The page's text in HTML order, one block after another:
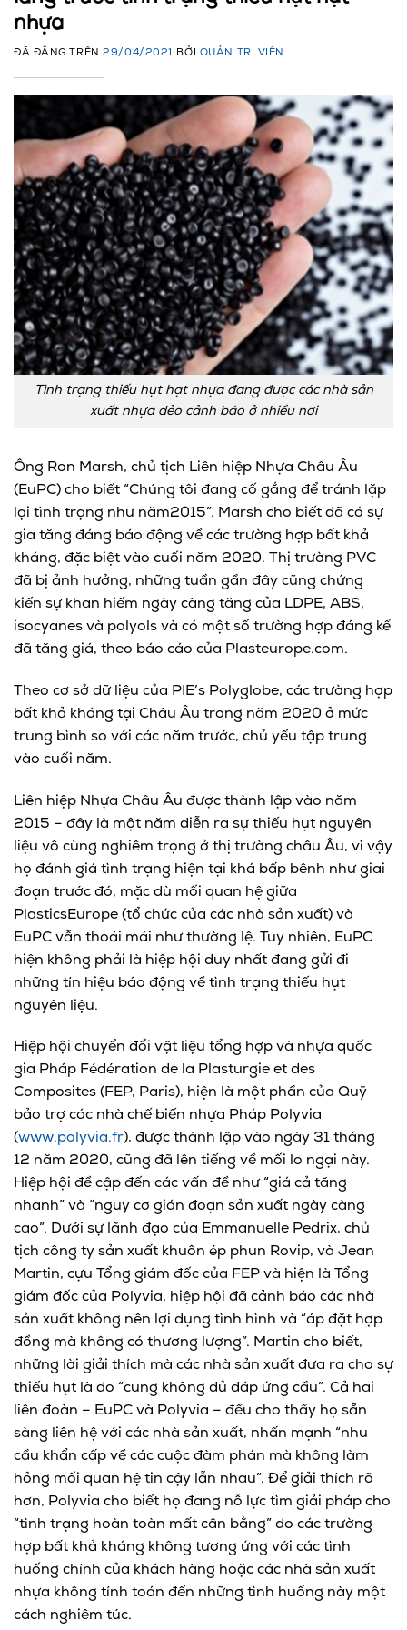
nhựa
ĐÃ ĐĂNG TRÊN29/04/2021 BỞI QUẢN TRỊ VIÊN
Tình trạng thiếu hụt hạt nhựa đang được các nhà sản
xuất nhựa dẻo cảnh báo ở nhiều nơi
Ông Ron Marsh, chủ tịch Liên hiệp Nhựa Châu Âu
(EuPC) cho biết “Chúng tôi đang cố gắng để tránh lặp
lại tình trạng như năm2015”. Marsh cho biết đã có sự
gia tăng đáng báo động về các trường hợp bất khả
kháng, đặc biệt vào cuối năm 2020. Thị trường PVC
đã bị ảnh hưởng, những tuần gần đây cũng chứng
kiến sự khan hiếm ngày càng tăng của LDPE, ABS,
isocyanes và polyols và có một số trường hợp đáng kể
đã tăng giá, theo báo cáo của Plasteurope.com.
Theo cơ sở dữ liệu của PIE’s Polyglobe, các trường hợp
bất khả kháng tại Châu Âu trong năm 2020 ở mức
trung bình so với các năm trước, chủ yếu tập trung
vào cuối năm.
Liên hiệp Nhựa Châu Âu được thành lập vào năm
2015 – đây là một năm diễn ra sự thiếu hụt nguyên
liệu vô cùng nghiêm trọng ở thị trường châu Âu, vì vậy
họ đánh giá tình trạng hiện tại khá bấp bênh như giai
đoạn trước đó, mặc dù mối quan hệ giữa
PlasticsEurope (tổ chức của các nhà sản xuất) và
EuPC vẫn thoải mái như thường lệ. Tuy nhiên, EuPC
hiện không phải là hiệp hội duy nhất đang gửi đi
những tín hiệu báo động về tình trạng thiếu hụt
nguyên liệu.
Hiệp hội chuyển đổi vật liệu tổng hợp và nhựa quốc
gia Pháp Fédération de la Plasturgie et des
Composites (FEP, Paris), hiện là một phần của Quỹ
bảo trợ các nhà chế biến nhựa Pháp Polyvia
(www.polyvia.fr), được thành lập vào ngày 31 tháng
12 năm 2020, cũng đã lên tiếng về mối lo ngại này.
Hiệp hội đề cập đến các vấn đề như “giá cả tăng
nhanh” và “nguy cơ gián đoạn sản xuất ngày càng
cao”. Dưới sự lãnh đạo của Emmanuelle Pedrix, chủ
tịch công ty sản xuất khuôn ép phun Rovip, và Jean
Martin, cựu Tổng giám đốc của FEP và hiện là Tổng
giám đốc của Polyvia, hiệp hội đã cảnh báo các nhà
sản xuất không nên lợi dụng tình hình và “áp đặt hợp
đồng mà không có thương lượng”. Martin cho biết,
những lời giải thích mà các nhà sản xuất đưa ra cho sự
thiếu hụt là do “cung không đủ đáp ứng cầu”. Cả hai
liên đoàn – EuPC và Polyvia – đều cho thấy họ sẵn
sàng liên hệ với các nhà sản xuất, nhấn mạnh “nhu
cầu khẩn cấp về các cuộc đàm phán mà không làm
hỏng mối quan hệ tin cậy lẫn nhau”. Để giải thích rõ
hơn, Polyvia cho biết họ đang nỗ lực tìm giải pháp cho
“tình trạng hoàn toàn mất cân bằng” do các trường
hợp bất khả kháng không tương ứng với các tình
huống chính của khách hàng hoặc các nhà sản xuất
nhựa không tính toán đến những tình huống này một
cách nghiêm túc.